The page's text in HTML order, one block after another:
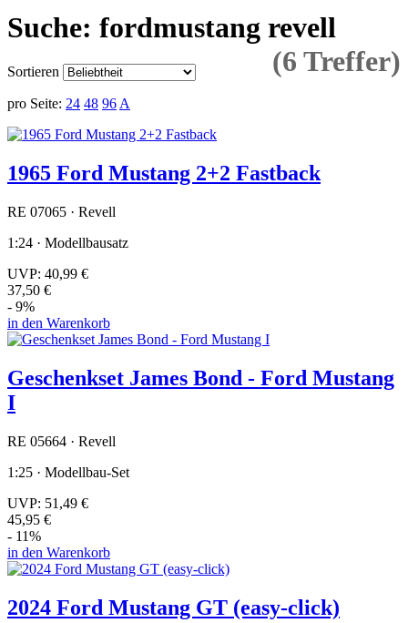
Suche: fordmustang revell
(6 Treffer)
Sortieren
pro Seite: 24 48 96 A
1965 Ford Mustang 2+2 Fastback
RE 07065 · Revell
1:24 · Modellbausatz
UVP: 40,99 €
37,50 €
- 9%
in den Warenkorb
Geschenkset James Bond - Ford Mustang
I
RE 05664 · Revell
1:25 · Modellbau-Set
UVP: 51,49 €
45,95 €
- 11%
in den Warenkorb
2024 Ford Mustang GT (easy-click)